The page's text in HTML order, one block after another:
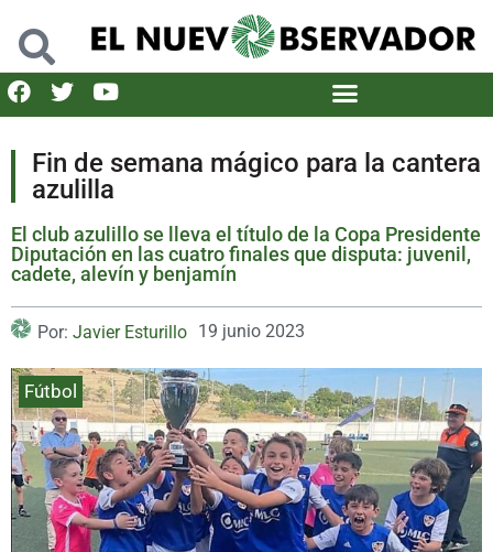
Fin de semana mágico para la cantera
azulilla
El club azulillo se lleva el título de la Copa Presidente
Diputación en las cuatro finales que disputa: juvenil,
cadete, alevín y benjamín
Por: Javier Esturillo 19 junio 2023
Fútbol